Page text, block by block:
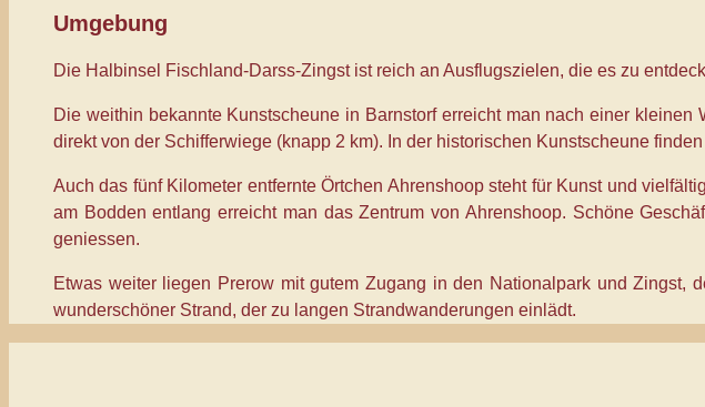
Umgebung
Die Halbinsel Fischland-Darss-Zingst ist reich an Ausflugszielen, die es zu
Die weithin bekannte Kunstscheune in Barnstorf erreicht man nach einer
direkt von der Schifferwiege (knapp 2 km). In der historischen Kunstscheune
Auch das fünf Kilometer entfernte Örtchen Ahrenshoop steht für Kunst und
am Bodden entlang erreicht man das Zentrum von Ahrenshoop. Schöne
geniessen.
Etwas weiter liegen Prerow mit gutem Zugang in den Nationalpark und
wunderschöner Strand, der zu langen Strandwanderungen einlädt.